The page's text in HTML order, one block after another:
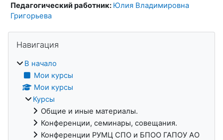
Педагогический работник: Юлия Владимировна
Григорьева
Блоки
Навигация
В начало
Мои курсы
Мои курсы
Курсы
Общие и иные материалы.
Конференции, семинары, совещания.
Конференции РУМЦ СПО и БПОО ГАПОУ АО